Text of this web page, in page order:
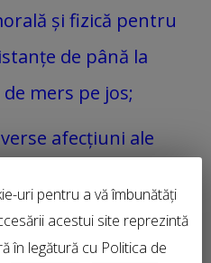
și fizică pentru
de până la
mers pe jos;
afecțiuni ale
înscriere, pentru a
și îndrumările
uri pentru a vă îmbunătăți
acestui site reprezintă
în legătură cu Politica de